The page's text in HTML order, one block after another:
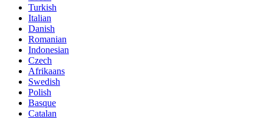
Turkish
Italian
Danish
Romanian
Indonesian
Czech
Afrikaans
Swedish
Polish
Basque
Catalan